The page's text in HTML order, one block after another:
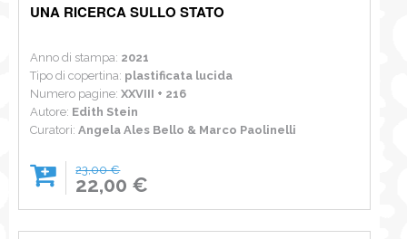
UNA RICERCA SULLO STATO
Anno di stampa: 2021
Tipo di copertina: plastificata lucida
Numero pagine:XXVIII + 216
Autore: Edith Stein
Curatori:Angela Ales Bello & Marco Paolinelli
23,00 €
22,00 €